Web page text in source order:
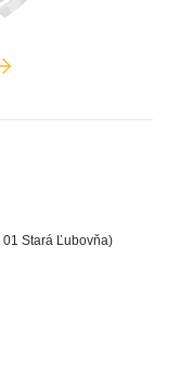
01 Stará Ľubovňa)